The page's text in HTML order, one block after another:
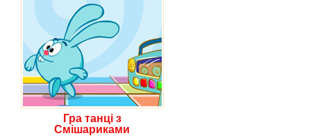
Гра танці з
Смішариками